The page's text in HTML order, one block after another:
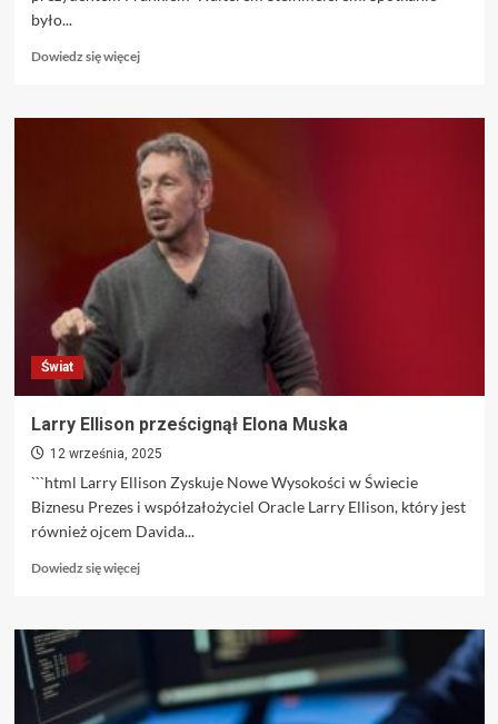
było...
Dowiedz się więcejDowiedz
o
Niemiecki
magazyn
ujawnia
nowe
fakty:
Nawrocki
miał
zabiegać
reparacje
Świat
Larry Ellison prześcignął Elona Muska
12 września, 2025
```html Larry Ellison Zyskuje Nowe Wysokości w Świecie
Biznesu Prezes i współzałożyciel Oracle Larry Ellison, który jest
również ojcem Davida...
Dowiedz się więcejDowiedz
o
prześcignął
Elona